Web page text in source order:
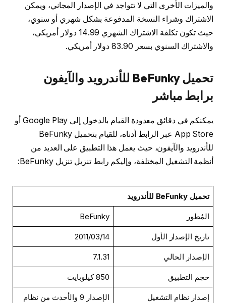
والميزات الأخرى التي لا تتواجد في الإصدار المجاني، ويمكن
الاشتراك وشراء النسخة المدفوعة بشكل شهري أو سنوي،
حيث تكون تكلفة الاشتراك الشهري 14.99 دولار أمريكي،
والاشتراك السنوي بسعر 83.90 دولار أمريكي.
تحميل BeFunky للأندرويد والآيفون
برابط مباشر
يمكنكم في دقائق معدودة القيام بالدخول إلى Google Play أو
App Store عبر الرابط أدناه، للقيام بتحميل BeFunky
للأندرويد والآيفون، حيث يعمل هذا التطبيق على العديد من
أنظمة التشغيل المختلفة، وإليكم رابط تنزيل تنزيل BeFunky:
تحميل BeFunky للأندرويد
المُطور BeFunky
تاريخ الإصدار الأول 14‏/03‏/2011
الإصدار الحالي 7.1.31
حجم التطبيق 850 كيلوبايت
إصدار نظام التشغيل
الإصدار 9 والأحدث من نظام